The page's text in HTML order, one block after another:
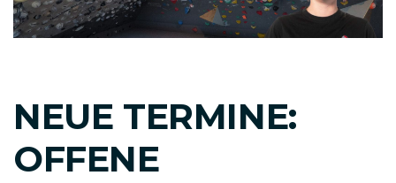
NEUE TERMINE:
OFFENE
Beitragsnavigation